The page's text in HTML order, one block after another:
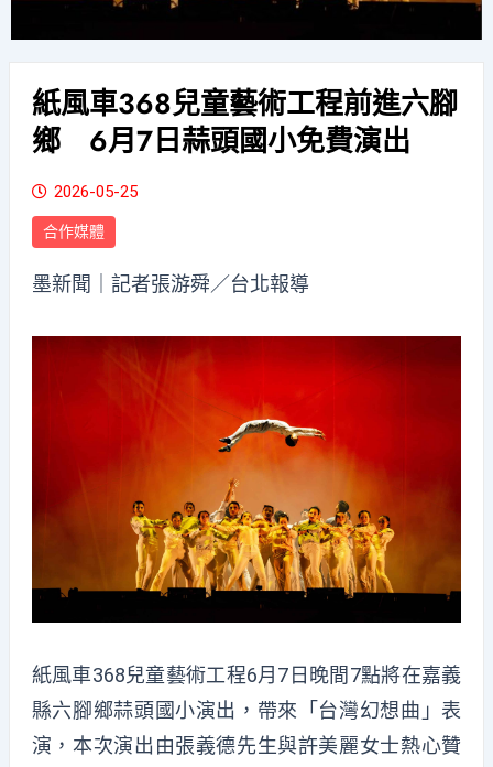
紙風車368兒童藝術工程前進六腳
鄉 6月7日蒜頭國小免費演出
2026-05-25
合作媒體
墨新聞 ｜記者張游舜／台北報導
紙風車368兒童藝術工程6月7日晚間7點將在嘉義
縣六腳鄉蒜頭國小演出，帶來「台灣幻想曲」表
演，本次演出由張義德先生與許美麗女士熱心贊